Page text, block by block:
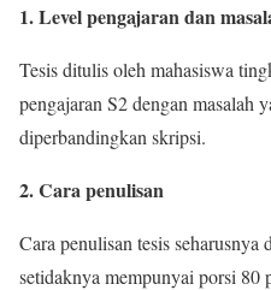
1. Level pengajaran dan
Tesis ditulis oleh mahasiswa
pengajaran S2 dengan masalah
diperbandingkan skripsi.
2. Cara penulisan
Cara penulisan tesis
setidaknya mempunyai porsi 80